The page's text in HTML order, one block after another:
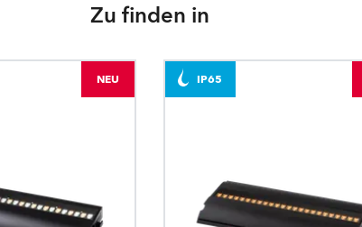
Zu finden in
NEU IP65